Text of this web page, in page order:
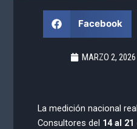
Facebook
MARZO 2, 2026
La medición nacional
Consultores del 14 al